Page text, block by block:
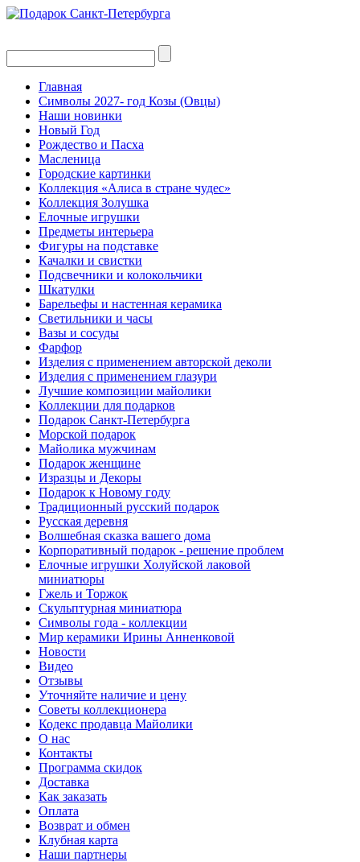
Главная
Символы 2027- год Козы (Овцы)
Наши новинки
Новый Год
Рождество и Пасха
Масленица
Городские картинки
Коллекция «Алиса в стране чудес»
Коллекция Золушка
Елочные игрушки
Предметы интерьера
Фигуры на подставке
Качалки и свистки
Подсвечники и колокольчики
Шкатулки
Барельефы и настенная керамика
Светильники и часы
Вазы и сосуды
Фарфор
Изделия с применением авторской деколи
Изделия с применением глазури
Лучшие композиции майолики
Коллекции для подарков
Подарок Санкт-Петербурга
Морской подарок
Майолика мужчинам
Подарок женщине
Изразцы и Декоры
Подарок к Новому году
Традиционный русский подарок
Русская деревня
Волшебная сказка вашего дома
Корпоративный подарок - решение проблем
Елочные игрушки Холуйской лаковой
миниатюры
Гжель и Торжок
Скульптурная миниатюра
Символы года - коллекции
Мир керамики Ирины Анненковой
Новости
Видео
Отзывы
Уточняйте наличие и цену
Советы коллекционера
Кодекс продавца Майолики
О нас
Контакты
Программа скидок
Доставка
Как заказать
Оплата
Возврат и обмен
Клубная карта
Наши партнеры